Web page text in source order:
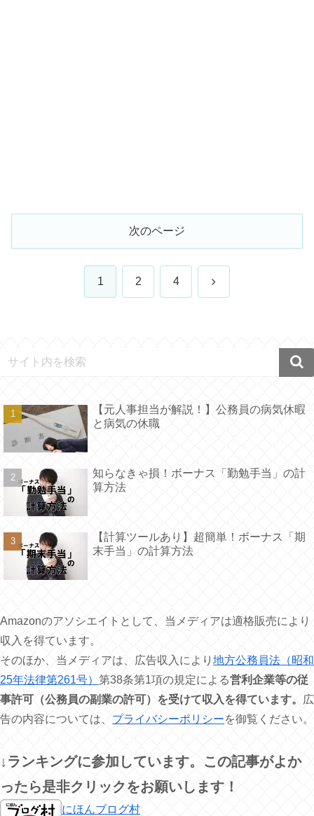
次のページ
1 2 4 次
【元人事担当が解説！】公務員の病気休暇
と病気の休職
知らなきゃ損！ボーナス「勤勉手当」の計
算方法
【計算ツールあり】超簡単！ボーナス「期
末手当」の計算方法
Amazonのアソシエイトとして、当メディアは適格販売により
収入を得ています。
そのほか、当メディアは、広告収入により 地方公務員法（昭和
25年法律第261号） 第38条第1項の規定による営利企業等の従
事許可（公務員の副業の許可）を受けて収入を得ています。
広
告の内容については、 プライバシーポリシーを御覧ください。
↓ランキングに参加しています。この記事がよか
ったら是非クリックをお願いします！
にほんブログ村